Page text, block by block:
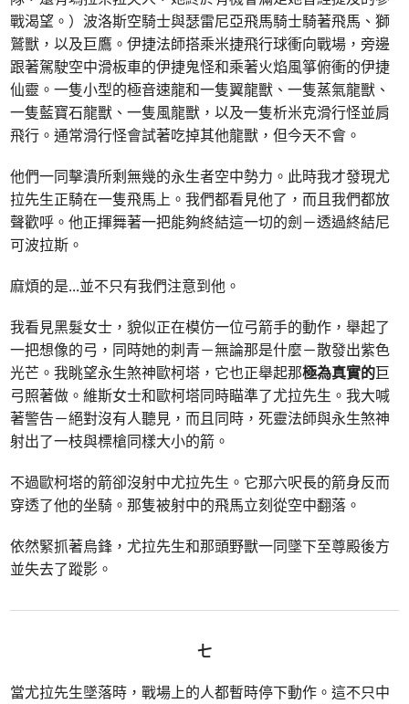
戰渴望。）波洛斯空騎士與瑟雷尼亞飛馬騎士騎著飛馬、獅
鷲獸，以及巨鷹。伊捷法師搭乘米捷飛行球衝向戰場，旁邊
跟著駕駛空中滑板車的伊捷鬼怪和乘著火焰風箏俯衝的伊捷
仙靈。一隻小型的極音速龍和一隻翼龍獸、一隻蒸氣龍獸、
一隻藍寶石龍獸、一隻風龍獸，以及一隻析米克滑行怪並肩
飛行。通常滑行怪會試著吃掉其他龍獸，但今天不會。
他們一同擊潰所剩無幾的永生者空中勢力。此時我才發現尤
拉先生正騎在一隻飛馬上。我們都看見他了，而且我們都放
聲歡呼。他正揮舞著一把能夠終結這一切的劍－透過終結尼
可波拉斯。
麻煩的是...並不只有我們注意到他。
我看見黑髮女士，貌似正在模仿一位弓箭手的動作，舉起了
一把想像的弓，同時她的刺青－無論那是什麼－散發出紫色
光芒。我眺望永生煞神歐柯塔，它也正舉起那極為真實的巨
弓照著做。維斯女士和歐柯塔同時瞄準了尤拉先生。我大喊
著警告－絕對沒有人聽見，而且同時，死靈法師與永生煞神
射出了一枝與標槍同樣大小的箭。
不過歐柯塔的箭卻沒射中尤拉先生。它那六呎長的箭身反而
穿透了他的坐騎。那隻被射中的飛馬立刻從空中翻落。
依然緊抓著烏鋒，尤拉先生和那頭野獸一同墜下至尊殿後方
並失去了蹤影。
七
當尤拉先生墜落時，戰場上的人都暫時停下動作。這不只中